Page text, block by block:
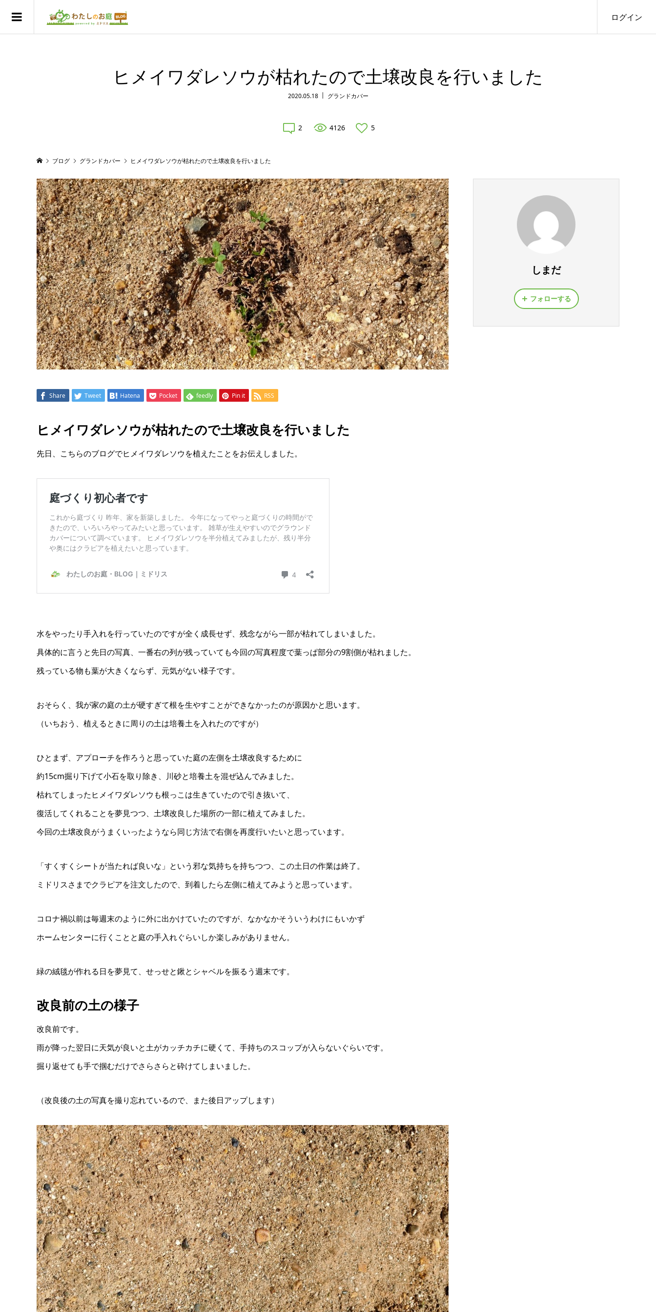
ログイン
ヒメイワダレソウが枯れたので土壌改良を行いました
2020.05.18 グランドカバー
2 4126 5
ブログ グランドカバー ヒメイワダレソウが枯れたので土壌改良を行いました
Share Tweet Hatena Pocket feedly Pin it RSS
ヒメイワダレソウが枯れたので土壌改良を行いました
先日、こちらのブログでヒメイワダレソウを植えたことをお伝えしました。
水をやったり手入れを行っていたのですが全く成長せず、残念ながら一部が枯れてしまいました。
具体的に言うと先日の写真、一番右の列が残っていても今回の写真程度で葉っぱ部分の9割側が枯れました。
残っている物も葉が大きくならず、元気がない様子です。
おそらく、我が家の庭の土が硬すぎて根を生やすことができなかったのが原因かと思います。
（いちおう、植えるときに周りの土は培養土を入れたのですが）
ひとまず、アプローチを作ろうと思っていた庭の左側を土壌改良するために
約15cm掘り下げて小石を取り除き、川砂と培養土を混ぜ込んでみました。
枯れてしまったヒメイワダレソウも根っこは生きていたので引き抜いて、
復活してくれることを夢見つつ、土壌改良した場所の一部に植えてみました。
今回の土壌改良がうまくいったようなら同じ方法で右側を再度行いたいと思っています。
「すくすくシートが当たれば良いな」という邪な気持ちを持ちつつ、この土日の作業は終了。
ミドリスさまでクラピアを注文したので、到着したら左側に植えてみようと思っています。
コロナ禍以前は毎週末のように外に出かけていたのですが、なかなかそういうわけにもいかず
ホームセンターに行くことと庭の手入れぐらいしか楽しみがありません。
緑の絨毯が作れる日を夢見て、せっせと鍬とシャベルを振るう週末です。
改良前の土の様子
改良前です。
雨が降った翌日に天気が良いと土がカッチカチに硬くて、手持ちのスコップが入らないぐらいです。
掘り返せても手で掴むだけでさらさらと砕けてしまいました。
（改良後の土の写真を撮り忘れているので、また後日アップします）
しまだ
フォローする